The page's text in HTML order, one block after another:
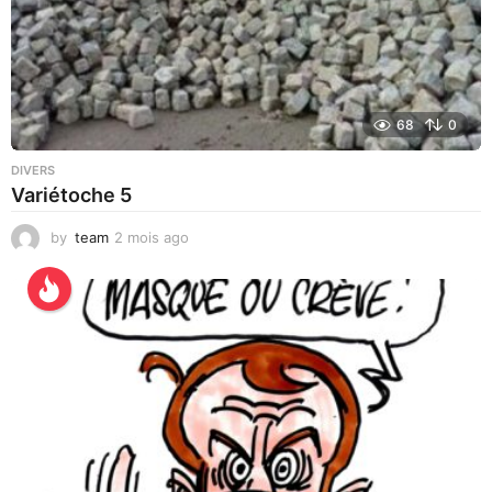
68 0
DIVERS
Variétoche 5
by team 2 mois ago
e
m
a
i
n
e
s
g
o